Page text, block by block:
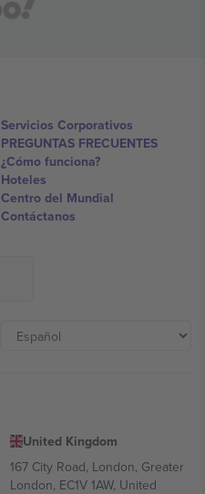
Servicios Corporativos
PREGUNTAS FRECUENTES
¿Cómo funciona?
Hoteles
Centro del Mundial
Contáctanos
United Kingdom
167 City Road, London, Greater
London, EC1V 1AW, United